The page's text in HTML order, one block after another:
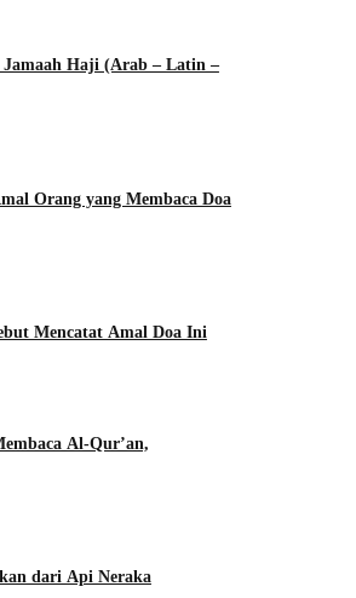
Jamaah Haji (Arab – Latin –
Orang yang Membaca Doa
Mencatat Amal Doa Ini
Al-Qur’an,
dari Api Neraka